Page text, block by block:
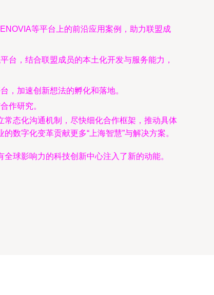
等平台上的前沿应用案例，助力联盟成
台，结合联盟成员的本土化开发与服务能力，
，加速创新想法的孵化和落地。
作研究。
态化沟通机制，尽快细化合作框架，推动具体
数字化变革贡献更多“上海智慧”与解决方案。
球影响力的科技创新中心注入了新的动能。